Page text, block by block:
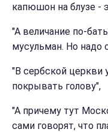
капюшон на блузе -
"А величание по-
мусульман. Но надо
"В сербской
покрывать голову",
"А причему тут
сами говорят, что